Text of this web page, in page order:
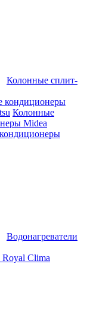
Колонные сплит-
кондиционеры
Колонные
Midea
Водонагреватели
Royal Clima